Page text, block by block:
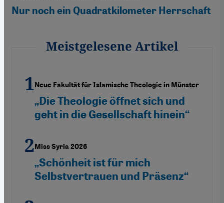
Nur noch ein Quadratkilometer Herrschaft
Meistgelesene Artikel
Neue Fakultät für Islamische Theologie in Münster
„Die Theologie öffnet sich und
geht in die Gesellschaft hinein“
Miss Syria 2026
„Schönheit ist für mich
Selbstvertrauen und Präsenz“